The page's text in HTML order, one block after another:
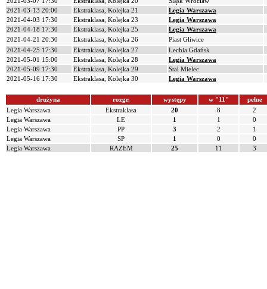
2021-03-13 20:00
Ekstraklasa, Kolejka 21
Legia Warszawa
2021-04-03 17:30
Ekstraklasa, Kolejka 23
Legia Warszawa
2021-04-18 17:30
Ekstraklasa, Kolejka 25
Legia Warszawa
2021-04-21 20:30
Ekstraklasa, Kolejka 26
Piast Gliwice
2021-04-25 17:30
Ekstraklasa, Kolejka 27
Lechia Gdańsk
2021-05-01 15:00
Ekstraklasa, Kolejka 28
Legia Warszawa
2021-05-09 17:30
Ekstraklasa, Kolejka 29
Stal Mielec
2021-05-16 17:30
Ekstraklasa, Kolejka 30 Legia Warszawa
drużyna rozgr. występy w "11"
pełne
Legia Warszawa
Ekstraklasa 20 8
2
Legia Warszawa
LE 1 1
0
Legia Warszawa
PP 3 2
1
Legia Warszawa
SP 1 0
0
Legia Warszawa
RAZEM 25 11 3